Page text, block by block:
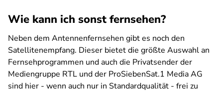
Wie kann ich sonst fernsehen?
Neben dem Antennenfernsehen gibt es noch den
Satellitenempfang. Dieser bietet die größte Auswahl an
Fernsehprogrammen und auch die Privatsender der
Mediengruppe RTL und der ProSiebenSat.1 Media AG
sind hier - wenn auch nur in Standardqualität - frei zu